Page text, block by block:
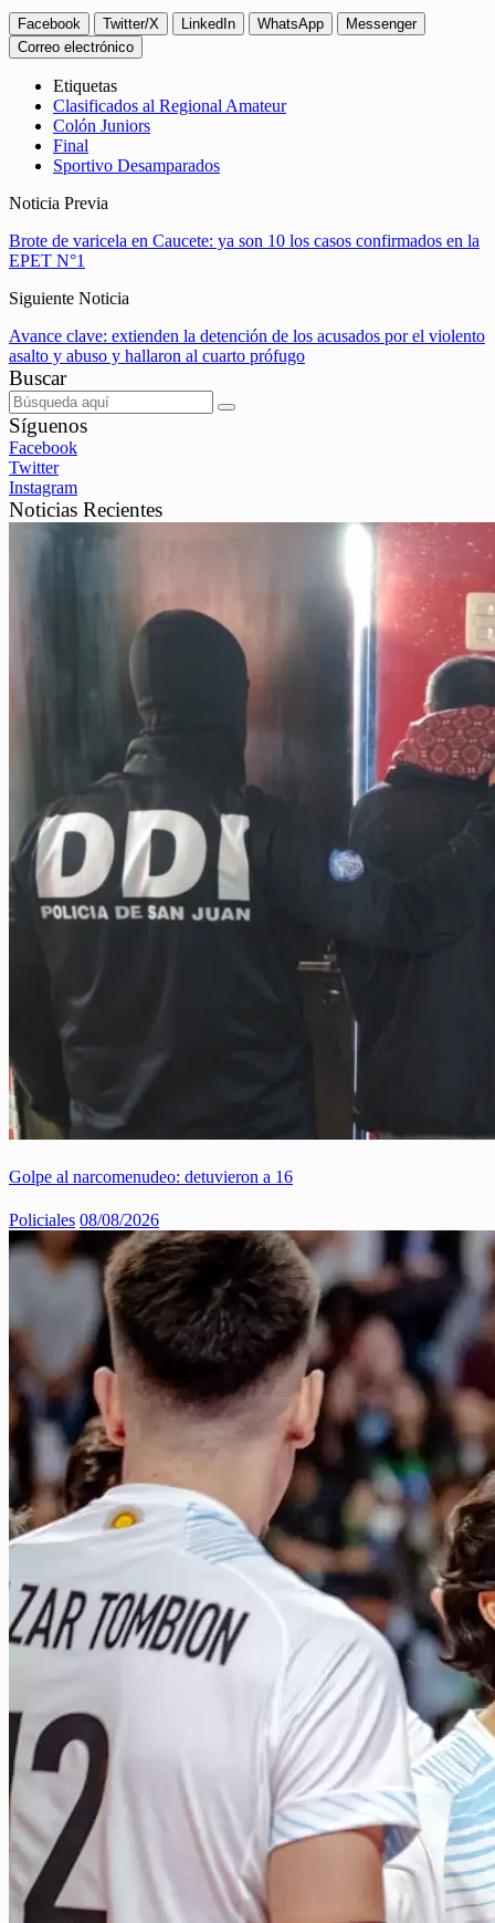
Facebook Twitter/X LinkedIn WhatsApp
Messenger
Correo electrónico
Etiquetas
Clasificados al Regional Amateur
Colón Juniors
Final
Sportivo Desamparados
Noticia Previa
Brote de varicela en Caucete: ya son 10 los casos confirmados en la
EPET N°1
Siguiente Noticia
Avance clave: extienden la detención de los acusados por el violento
asalto y abuso y hallaron al cuarto prófugo
Buscar
Síguenos
Facebook
Twitter
Instagram
Noticias Recientes
Golpe al narcomenudeo: detuvieron a 16
Policiales 08/08/2026